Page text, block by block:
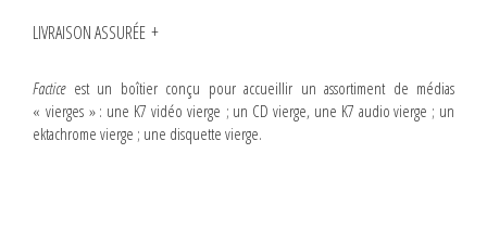
LIVRAISON ASSURÉE
Facticeest un boîtier conçu pour accueillir un assortiment de médias
« vierges » : une K7 vidéo vierge ; un CD vierge, une K7 audio vierge ; un
ektachrome vierge ; une disquette vierge.